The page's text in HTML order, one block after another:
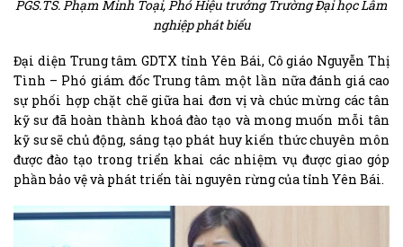
PGS.TS. Phạm Minh Toại, Phó Hiệu trưởng Trường Đại học Lâm
nghiệp phát biểu
Đại diện Trung tâm GDTX tỉnh Yên Bái, Cô giáo Nguyễn Thị
Tình – Phó giám đốc Trung tâm một lần nữa đánh giá cao
sự phối hợp chặt chẽ giữa hai đơn vị và chúc mừng các tân
kỹ sư đã hoàn thành khoá đào tạo và mong muốn mỗi tân
kỹ sư sẽ chủ động, sáng tạo phát huy kiến thức chuyên môn
được đào tạo trong triển khai các nhiệm vụ được giao góp
phần bảo vệ và phát triển tài nguyên rừng của tỉnh Yên Bái.